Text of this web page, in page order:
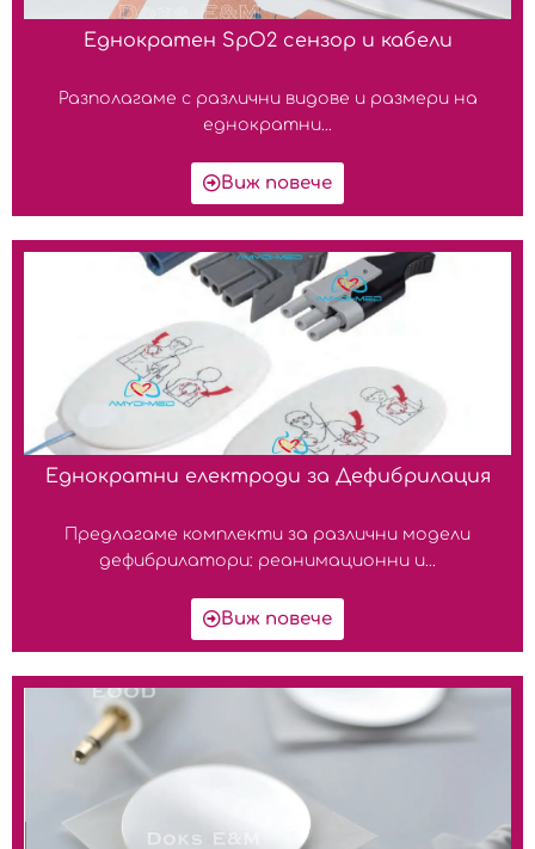
Еднократен SpO2 сензор и кабели
Разполагаме с различни видове и размери на
еднократни...
Виж повече
Еднократни електроди за Дефибрилация
Предлагаме комплекти за различни модели
дефибрилатори: реанимационни и...
Виж повече